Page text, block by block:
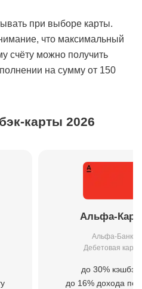
при выборе карты.
что максимальный
счёту можно получить
на сумму от 150
карты 2026
Альфа-
Альфа-Банк
Дебетовая карта
до 30%
до 16% дохода по